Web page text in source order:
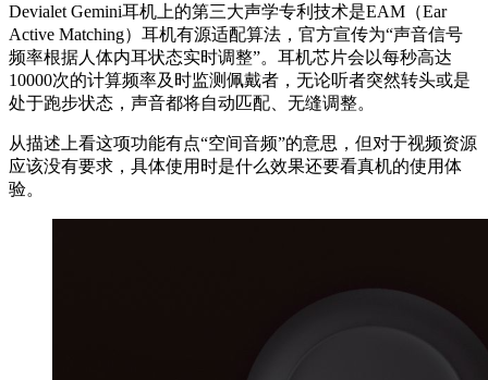
Devialet Gemini耳机上的第三大声学专利技术是EAM（Ear
Active Matching）耳机有源适配算法，官方宣传为“声音信号
频率根据人体内耳状态实时调整”。耳机芯片会以每秒高达
10000次的计算频率及时监测佩戴者，无论听者突然转头或是
处于跑步状态，声音都将自动匹配、无缝调整。
从描述上看这项功能有点“空间音频”的意思，但对于视频资源
应该没有要求，具体使用时是什么效果还要看真机的使用体
验。